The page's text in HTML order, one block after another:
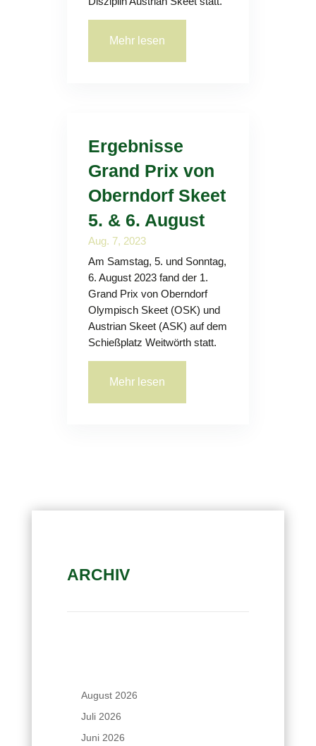
Mehr lesen
Ergebnisse
Grand Prix von
Oberndorf Skeet
5. & 6. August
Aug. 7, 2023
Am Samstag, 5. und Sonntag,
6. August 2023 fand der 1.
Grand Prix von Oberndorf
Olympisch Skeet (OSK) und
Austrian Skeet (ASK) auf dem
Schießplatz Weitwörth statt.
Mehr lesen
ARCHIV
August 2026
Juli 2026
Juni 2026